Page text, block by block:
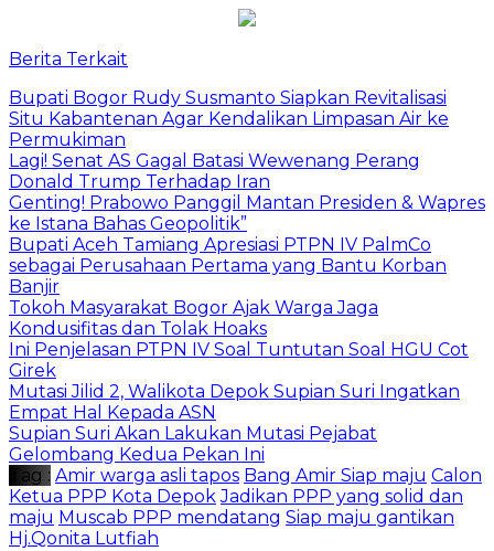
Berita Terkait
Bupati Bogor Rudy Susmanto Siapkan Revitalisasi
Situ Kabantenan Agar Kendalikan Limpasan Air ke
Permukiman
Lagi! Senat AS Gagal Batasi Wewenang Perang
Donald Trump Terhadap Iran
Genting! Prabowo Panggil Mantan Presiden & Wapres
ke Istana Bahas Geopolitik”
Bupati Aceh Tamiang Apresiasi PTPN IV PalmCo
sebagai Perusahaan Pertama yang Bantu Korban
Banjir
Tokoh Masyarakat Bogor Ajak Warga Jaga
Kondusifitas dan Tolak Hoaks
Ini Penjelasan PTPN IV Soal Tuntutan Soal HGU Cot
Girek
Mutasi Jilid 2, Walikota Depok Supian Suri Ingatkan
Empat Hal Kepada ASN
Supian Suri Akan Lakukan Mutasi Pejabat
Gelombang Kedua Pekan Ini
Tag : Amir warga asli tapos Bang Amir Siap maju Calon
Ketua PPP Kota Depok Jadikan PPP yang solid dan
maju Muscab PPP mendatang Siap maju gantikan
Hj.Qonita Lutfiah